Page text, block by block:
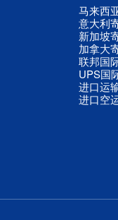
马来西
意大利
新加坡
加拿大
联邦国
UPS国
进口运
进口空